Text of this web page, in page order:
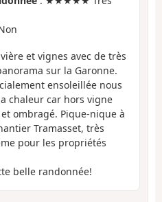
et vignes avec de très
sur la Garonne.
ensoleillée nous
chaleur car hors vigne
ombragé. Pique-nique à
Tramasset, très
pour les propriétés
belle randonnée!